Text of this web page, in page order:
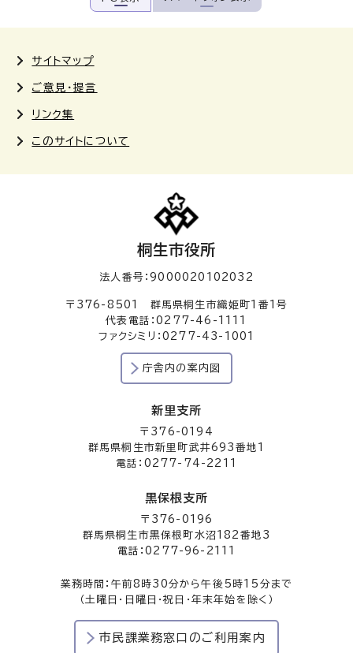
サイトマップ
ご意見・提言
リンク集
このサイトについて
桐生市役所
法人番号：9000020102032
〒376-8501 群馬県桐生市織姫町1番1号
代表電話：0277-46-1111
ファクシミリ：0277-43-1001
庁舎内の案内図
新里支所
〒376-0194
群馬県桐生市新里町武井693番地1
電話：0277-74-2211
黒保根支所
〒376-0196
群馬県桐生市黒保根町水沼182番地3
電話：0277-96-2111
業務時間：午前8時30分から午後5時15分まで
（土曜日・日曜日・祝日・年末年始を除く）
市民課業務窓口のご利用案内